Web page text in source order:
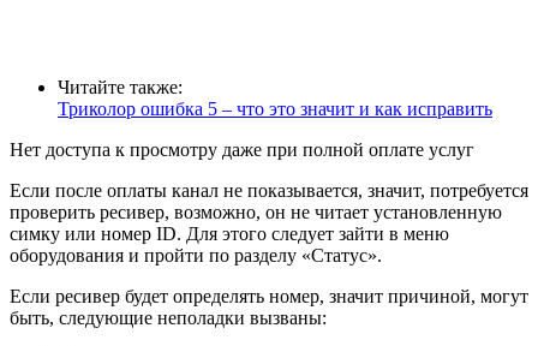
Читайте также:
Триколор ошибка 5 – что это значит и как исправить
Нет доступа к просмотру даже при полной оплате услуг
Если после оплаты канал не показывается, значит, потребуется
проверить ресивер, возможно, он не читает установленную
симку или номер ID. Для этого следует зайти в меню
оборудования и пройти по разделу «Статус».
Если ресивер будет определять номер, значит причиной, могут
быть, следующие неполадки вызваны: